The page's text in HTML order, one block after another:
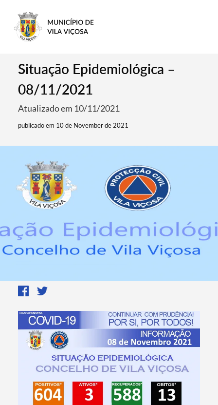
Situação Epidemiológica –
08/11/2021
Atualizado em 10/11/2021
publicado em 10 de November de 2021